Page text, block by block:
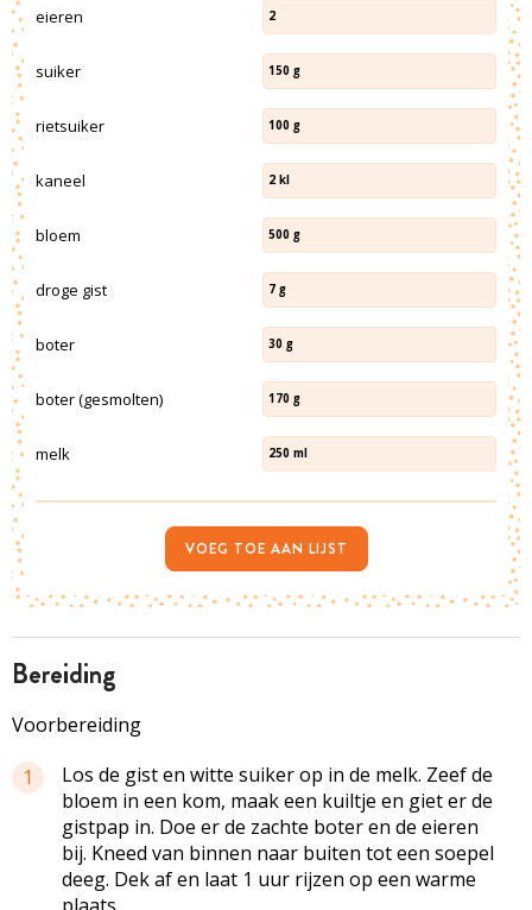
bereiding
Voorbereiding
1
Los de gist en witte suiker op in de melk. Zeef de
bloem in een kom, maak een kuiltje en giet er de
gistpap in. Doe er de zachte boter en de eieren
bij. Kneed van binnen naar buiten tot een soepel
deeg. Dek af en laat 1 uur rijzen op een warme
plaats.
eieren 2
suiker 150 g
rietsuiker 100 g
kaneel 2 kl
bloem 500 g
droge gist 7 g
boter 30 g
boter (gesmolten) 170 g
melk 250 ml
VOEG TOE AAN LIJST